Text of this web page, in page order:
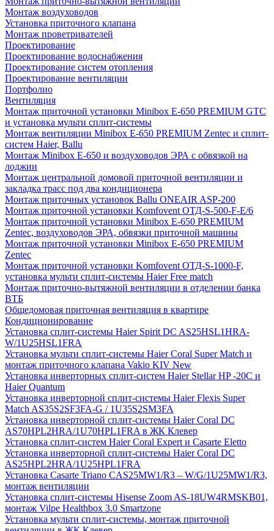
Монтаж воздуховодов
Установка приточного клапана
Монтаж проветривателей
Проектирование
Проектирование водоснабжения
Проектирование систем отопления
Проектирование вентиляции
Портфолио
Вентиляция
Монтаж приточной установки Minibox E-650 PREMIUM GTC
и установка мульти сплит-системы
Монтаж вентиляции Minibox E-650 PREMIUM Zentec и сплит-
систем Haier, Ballu
Монтаж Minibox E-650 и воздуховодов ЭРА с обвязкой на
лоджии
Монтаж центральной домовой приточной вентиляции и
закладка трасс под два кондиционера
Монтаж приточных установок Ballu ONEAIR ASP-200
Монтаж приточной установки Komfovent ОТД-S-500-F-E/6
Монтаж приточной установки Minibox E-650 PREMIUM
Zentec, воздуховодов ЭРА, обвязки приточной машины
Монтаж приточной установки Minibox E-650 PREMIUM
Zentec
Монтаж приточной установки Komfovent ОТД-S-1000-F,
установка мульти сплит-системы Haier Free match
Монтаж приточно-вытяжной вентиляции в отделении банка
ВТБ
Общедомовая приточная вентиляция в квартире
Кондиционирование
Установка сплит-системы Haier Spirit DC AS25HSL1HRA-
W/1U25HSL1FRA
Установка мульти сплит-системы Haier Coral Super Match и
монтаж приточного клапана Vakio KIV New
Установка инверторных сплит-систем Haier Stellar HP -20С и
Haier Quantum
Установка инверторной сплит-системы Haier Flexis Super
Match AS35S2SF3FA-G / 1U35S2SM3FA
Установка инверторной сплит-системы Haier Coral DC
AS70HPL2HRA/1U70HPL1FRA в ЖК Клевер
Установка сплит-систем Haier Coral Expert и Casarte Eletto
Установка инверторной сплит-системы Haier Coral DC
AS25HPL2HRA/1U25HPL1FRA
Установка Casarte Triano CAS25MW1/R3 – W/G/1U25MW1/R3,
монтаж вентиляции
Установка сплит-системы Hisense Zoom AS-18UW4RMSKB01,
монтаж Vilpe Healthbox 3.0 Smartzone
Установка мульти сплит-системы, монтаж приточной